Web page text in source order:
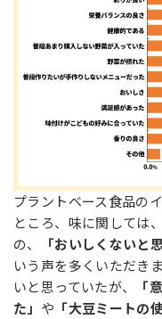
プラントベース食品の
ところ、味に関しては
の、
「おいしくないと
いう声を多くいただき
いと思っていたが、
「
た」 や 「大豆ミートの